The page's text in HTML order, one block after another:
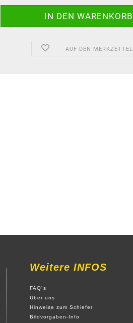
AUF DEN MERKZETTEL
Weitere INFOS
FAQ´s
Über uns
Hinweise zum Schiefer
Bildvorgaben-Info